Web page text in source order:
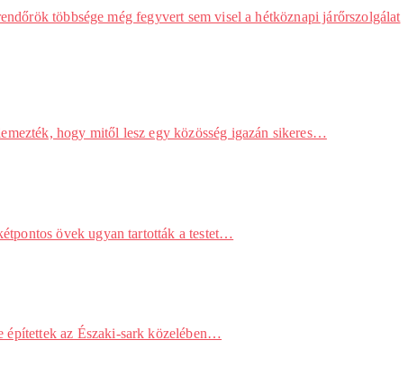
többsége még fegyvert sem visel a hétköznapi járőrszolgálat
hogy mitől lesz egy közösség igazán sikeres…
övek ugyan tartották a testet…
építettek az Északi-sark közelében…